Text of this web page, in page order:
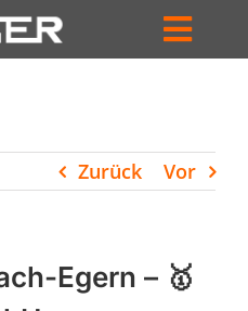
Zurück Vor
Egern – 🥇